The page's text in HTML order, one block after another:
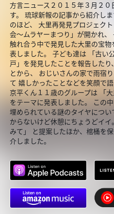
方言ニュース２０１５年３月２
す。 琉球新報の記事から紹介し
のほど、 大里再発見プロジェク
会～ムラヤーまつり」が開かれ
触れ合う中で発見した大里の宝
表しました。 子ども達は 「古い
戸」を発見したことを報告した
とから、 おじいさんの家で雨宿
て 嬉しかったことなどを笑顔で
京平くん１１歳のグループは 「
をテーマに発表しました。 この
埋められている謎のタイヤにつ
からないけど休憩にちょうどイ
みて」 と提案したほか、棺桶を
介しました。